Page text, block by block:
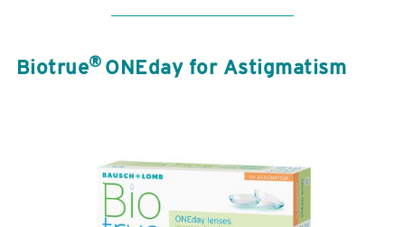
Biotrue® ONEday for Astigmatism